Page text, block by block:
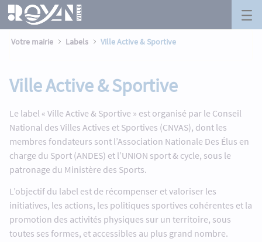
Panneau de gestion des cookies
Saut au contenu principal
Ville Active &amp; Sportive - Royan
Votre mairie Labels Ville Active & Sportive
Ville Active & Sportive
Le label « Ville Active & Sportive » est organisé par le Conseil
National des Villes Actives et Sportives (CNVAS), dont les
membres fondateurs sont l’Association Nationale Des Élus en
charge du Sport (ANDES) et l’UNION sport & cycle, sous le
patronage du Ministère des Sports.
L’objectif du label est de récompenser et valoriser les
initiatives, les actions, les politiques sportives cohérentes et la
promotion des activités physiques sur un territoire, sous
toutes ses formes, et accessibles au plus grand nombre.